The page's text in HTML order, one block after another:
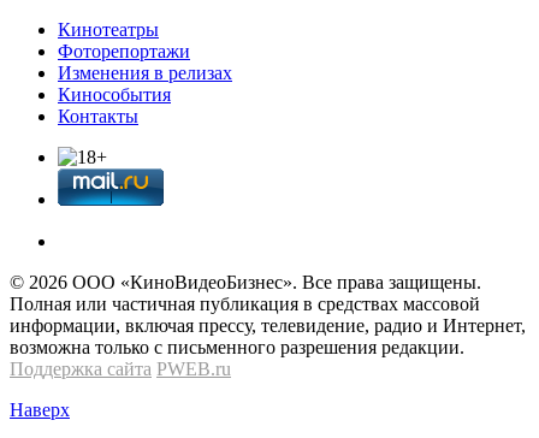
Кинотеатры
Фоторепортажи
Изменения в релизах
Кинособытия
Контакты
© 2026 OOО «КиноВидеоБизнес». Все права защищены.
Полная или частичная публикация в средствах массовой
информации, включая прессу, телевидение, радио и Интернет,
возможна только с письменного разрешения редакции.
Поддержка сайта PWEB.ru
Наверх